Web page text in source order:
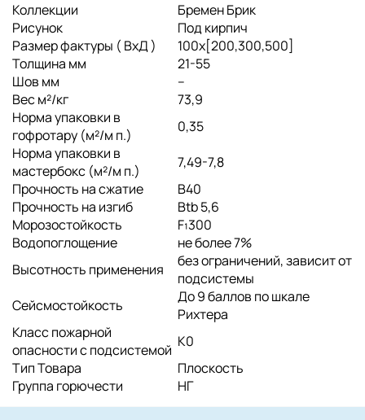
Коллекции
Бремен Брик
Рисунок
Под кирпич
Размер фактуры ( ВхД )
100х[200,300,500]
Толщина мм
21-55
Шов мм
--
Вес м²/кг
73,9
Норма упаковки в
гофротару (м²/м п.)
0,35
Норма упаковки в
мастербокс (м²/м п.)
7,49-7,8
Прочность на сжатие
B40
Прочность на изгиб
Btb 5,6
Морозостойкость
F₁300
Водопоглощение
не более 7%
Высотность применения
без ограничений, зависит от
подсистемы
Сейсмостойкость
До 9 баллов по шкале
Рихтера
Класс пожарной
опасности с подсистемой K0
Тип Товара
Плоскость
Группа горючести
НГ